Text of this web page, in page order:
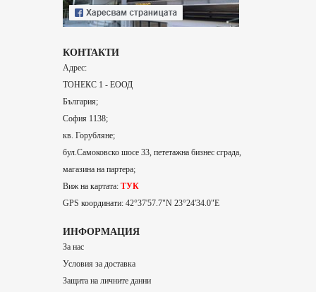
КОНТАКТИ
Адрес:
ТОНЕКС 1 - ЕООД
България;
София 1138;
кв. Горубляне;
бул.Самоковско шосе 33, пететажна бизнес сграда,
магазина на партера;
Виж на картата: ТУК
GPS координати: 42°37'57.7"N 23°24'34.0"E
ИНФОРМАЦИЯ
За нас
Условия за доставка
Защита на личните данни